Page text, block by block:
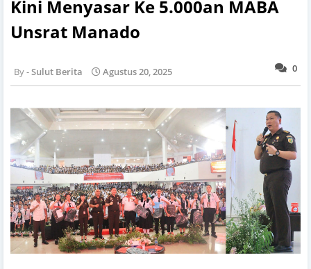
Kini Menyasar Ke 5.000an MABA
Unsrat Manado
0
Sulut Berita Agustus 20, 2025